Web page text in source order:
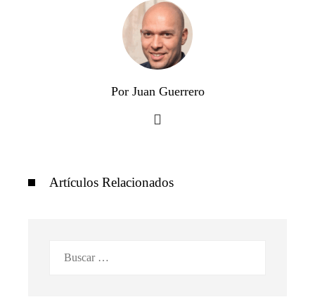
Por Juan Guerrero
Artículos Relacionados